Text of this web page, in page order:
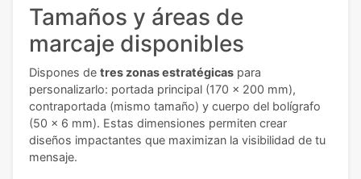
Tamaños y áreas de
marcaje disponibles
Dispones de tres zonas estratégicas para
personalizarlo: portada principal (170 x 200 mm),
contraportada (mismo tamaño) y cuerpo del bolígrafo
(50 x 6 mm). Estas dimensiones permiten crear
diseños impactantes que maximizan la visibilidad de tu
mensaje.